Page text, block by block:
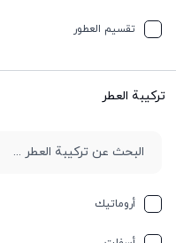
تقسیم العطور
ترکیبة العطر
أروماتيك